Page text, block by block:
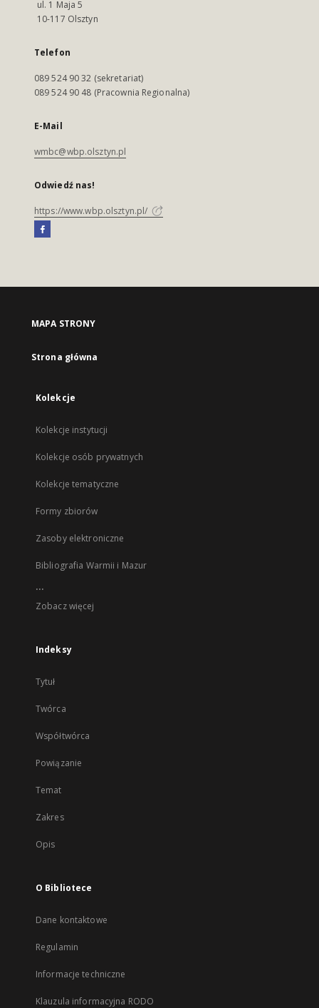
ul. 1 Maja 5
10-117 Olsztyn
Telefon
089 524 90 32 (sekretariat)
089 524 90 48 (Pracownia Regionalna)
E-Mail
wmbc@wbp.olsztyn.pl
Odwiedź nas!
https://www.wbp.olsztyn.pl/
MAPA STRONY
Strona główna
Kolekcje
Kolekcje instytucji
Kolekcje osób prywatnych
Kolekcje tematyczne
Formy zbiorów
Zasoby elektroniczne
Bibliografia Warmii i Mazur
...
Zobacz więcej
Indeksy
Tytuł
Twórca
Współtwórca
Powiązanie
Temat
Zakres
Opis
O Bibliotece
Dane kontaktowe
Regulamin
Informacje techniczne
Klauzula informacyjna RODO